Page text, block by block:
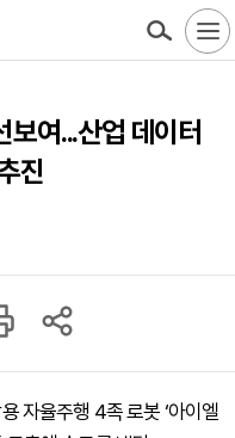
보여...산업 데이터
진
자율주행 4족 로봇 ‘아이엘